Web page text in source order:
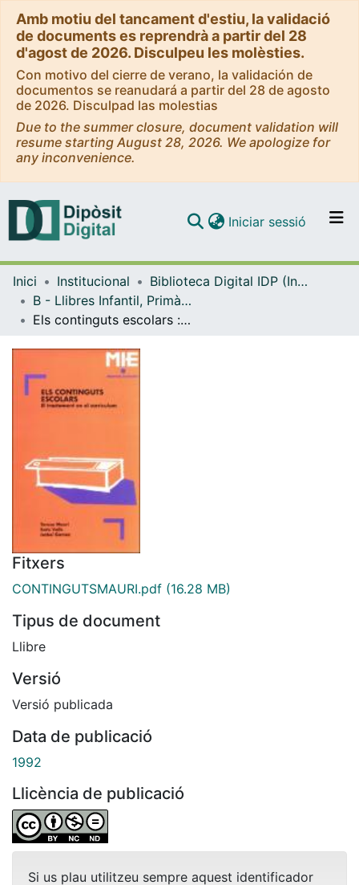
Amb motiu del tancament d'estiu, la validació
de documents es reprendrà a partir del 28
d'agost de 2026. Disculpeu les molèsties.
Con motivo del cierre de verano, la validación de
documentos se reanudará a partir del 28 de agosto
de 2026. Disculpad las molestias
Due to the summer closure, document validation will
resume starting August 28, 2026. We apologize for
any inconvenience.
Navega per tot el DD
Iniciar sessió (current)
Inici Institucional
Biblioteca Digital IDP (Institut de Desenvolupament Professional)
B - Llibres Infantil, Primària, Secundària i FP (IDP, Graó, Horsori)
Els continguts escolars : el tractament en el currículum
Fitxers
CONTINGUTSMAURI.pdf (16.28 MB)
Tipus de document
Llibre
Versió
Versió publicada
Data de publicació
1992
Llicència de publicació
Si us plau utilitzeu sempre aquest identificador